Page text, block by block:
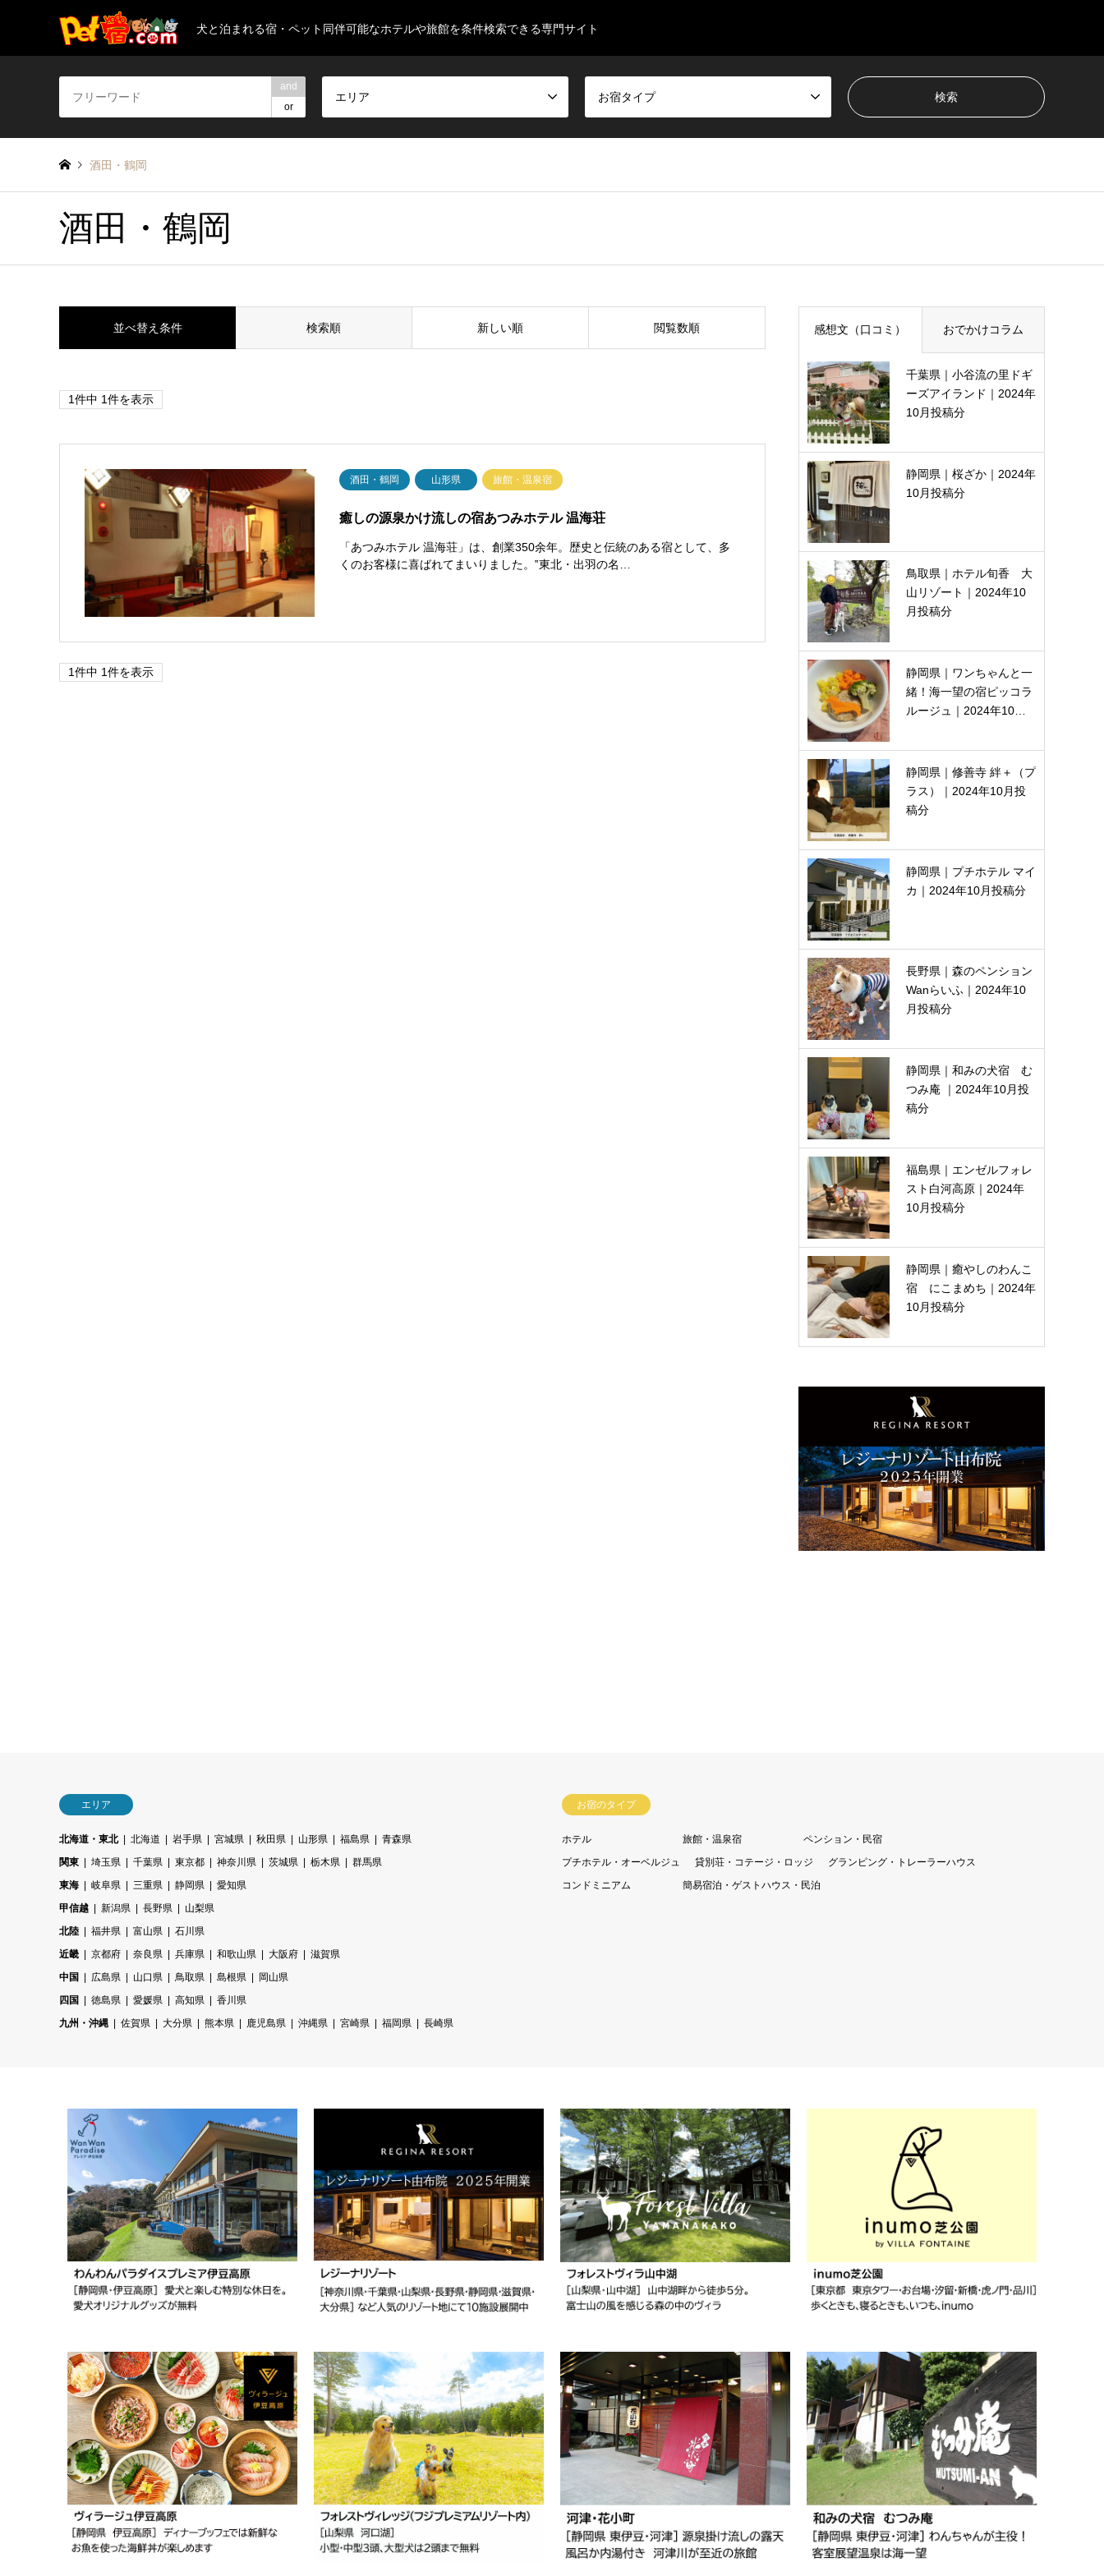
犬と泊まれる宿・ペット同伴可能なホテルや旅館を条件検索できる専門サイト
and
or
エリア お宿タイプ
酒田・鶴岡
酒田・鶴岡
並べ替え条件 検索順 新しい順 閲覧数順
1件中 1件を表示
酒田・鶴岡 山形県 旅館・温泉宿
癒しの源泉かけ流しの宿あつみホテル 温海荘
「あつみホテル 温海荘」は、創業350余年。歴史と伝統のある宿として、多
くのお客様に喜ばれてまいりました。‟東北・出羽の名…
1件中 1件を表示
感想文（口コミ） おでかけコラム
千葉県｜小谷流の里ドギ
ーズアイランド｜2024年
10月投稿分
静岡県｜桜ざか｜2024年
10月投稿分
鳥取県｜ホテル旬香 大
山リゾート｜2024年10
月投稿分
静岡県｜ワンちゃんと一
緒！海一望の宿ピッコラ
ルージュ｜2024年10…
静岡県｜修善寺 絆＋（プ
ラス）｜2024年10月投
稿分
静岡県｜プチホテル マイ
カ｜2024年10月投稿分
長野県｜森のペンション
Wanらいふ｜2024年10
月投稿分
静岡県｜和みの犬宿 む
つみ庵 ｜2024年10月投
稿分
福島県｜エンゼルフォレ
スト白河高原｜2024年
10月投稿分
静岡県｜癒やしのわんこ
宿 にこまめち｜2024年
10月投稿分
エリア
北海道・東北 北海道 岩手県 宮城県 秋田県 山形県 福島県
青森県
関東
埼玉県 千葉県 東京都 神奈川県 茨城県 栃木県
群馬県
東海
岐阜県 三重県 静岡県
愛知県
甲信越
新潟県 長野県
山梨県
北陸
福井県 富山県
石川県
近畿
京都府 奈良県 兵庫県 和歌山県 大阪府
滋賀県
中国
広島県 山口県 鳥取県 島根県
岡山県
四国
徳島県 愛媛県 高知県
香川県
九州・沖縄
佐賀県 大分県 熊本県 鹿児島県 沖縄県 宮崎県 福岡県 長崎県
お宿のタイプ
ホテル 旅館・温泉宿
ペンション・民宿
プチホテル・オーベルジュ
貸別荘・コテージ・ロッジ
グランピング・トレーラーハウス
コンドミニアム
簡易宿泊・ゲストハウス・民泊